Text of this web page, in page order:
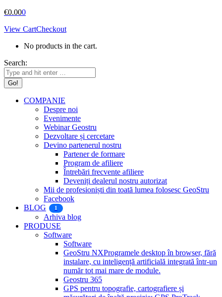
€0.000
View CartCheckout
No products in the cart.
Search:
COMPANIE
Despre noi
Evenimente
Webinar Geostru
Dezvoltare și cercetare
Devino partenerul nostru
Partener de formare
Program de afiliere
Întrebări frecvente afiliere
Deveniți dealerul nostru autorizat
Mii de profesioniști din toată lumea folosesc GeoStru
Facebook
BLOG
1
Arhiva blog
PRODUSE
Software
Software
GeoStru NXProgramele desktop în browser, fără
instalare, cu inteligență artificială integrată într-un
număr tot mai mare de module.
Geostru 365
GPS pentru topografie, cartografiere și